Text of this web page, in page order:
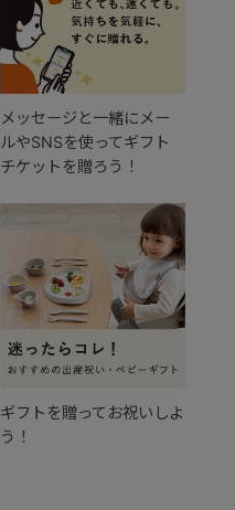
メッセージと一緒にメー
ルやSNSを使ってギフト
チケットを贈ろう！
ギフトを贈ってお祝いしよ
う！